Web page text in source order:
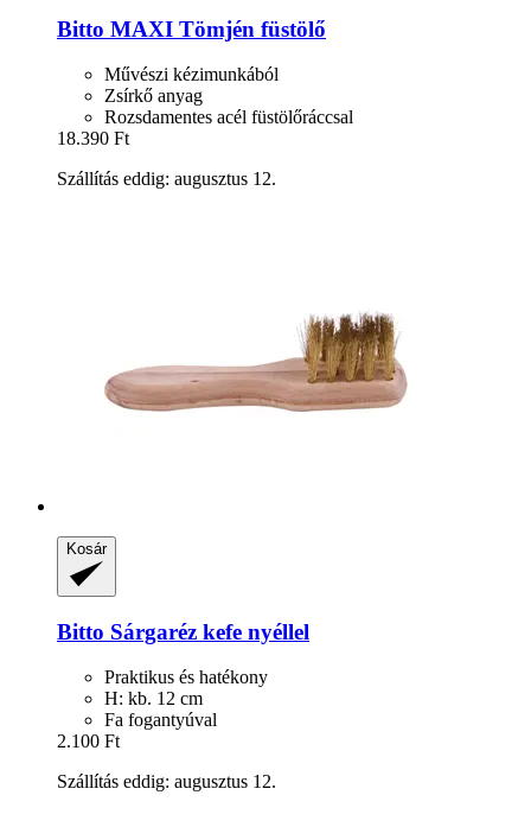
Bitto MAXI Tömjén füstölő
Művészi kézimunkából
Zsírkő anyag
Rozsdamentes acél füstölőráccsal
18.390 Ft
Szállítás eddig: augusztus 12.
Kosár
Bitto Sárgaréz kefe nyéllel
Praktikus és hatékony
H: kb. 12 cm
Fa fogantyúval
2.100 Ft
Szállítás eddig: augusztus 12.